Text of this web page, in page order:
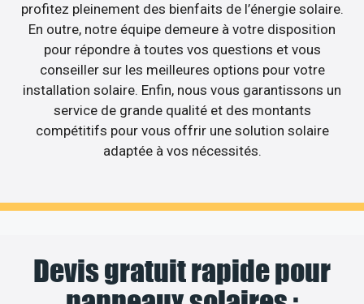
profitez pleinement des bienfaits de l’énergie solaire.
En outre, notre équipe demeure à votre disposition
pour répondre à toutes vos questions et vous
conseiller sur les meilleures options pour votre
installation solaire. Enfin, nous vous garantissons un
service de grande qualité et des montants
compétitifs pour vous offrir une solution solaire
adaptée à vos nécessités.
Devis gratuit rapide pour